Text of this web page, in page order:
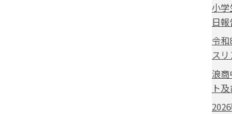
小
日報
令
ス
浪商
ト